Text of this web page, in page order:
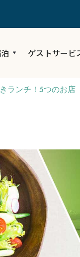
ゲストサービ
ランチ！5つのお店